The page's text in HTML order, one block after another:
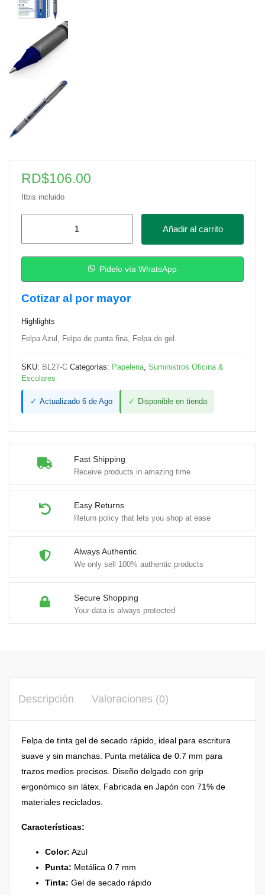
Fast Shipping
Receive products in amazing time
Easy Returns
Return policy that lets you shop at ease
Always Authentic
We only sell 100% authentic products
Secure Shopping
Your data is always protected
RD$106.00
Itbis incluido
–
Azul
Añadir al carrito
Pidelo vía WhatsApp
Cotizar al por mayor
Highlights
Felpa Azul, Felpa de punta fina, Felpa de gel.
SKU: BL27-C Categorías: Papeleria Suministros Oficina &
Escolares
✓ Actualizado 6 de Ago ✓ Disponible en tienda
Descripción Valoraciones (0)
Felpa de tinta gel de secado rápido, ideal para escritura
suave y sin manchas. Punta metálica de 0.7 mm para
trazos medios precisos. Diseño delgado con grip
ergonómico sin látex. Fabricada en Japón con 71% de
materiales reciclados.
Características:
Color: Azul
Punta: Metálica 0.7 mm
Tinta: Gel de secado rápido